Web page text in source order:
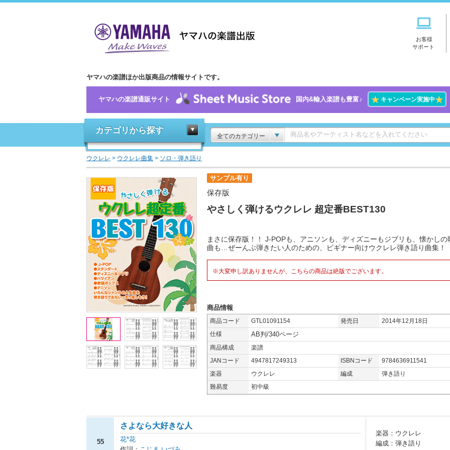
お客様
サポート
ヤマハの楽譜ほか出版商品の情報サイトです。
ヤマハの楽譜通販サイト 国内&輸入楽譜も豊富♪ ★キャンペーン実施中★
カテゴリから探す
全てのカテゴリー
ウクレレ > ウクレレ曲集 > ソロ・弾き語り
サンプル有り
保存版
やさしく弾けるウクレレ 超定番BEST130
まさに保存版！！ J-POPも、アニソンも、ディズニーもジブリも、懐かしの
曲も…ぜーんぶ弾きたい人のための、ビギナー向けウクレレ弾き語り曲集！
※大変申し訳ありませんが、こちらの商品は絶版でございます。
商品情報
商品コード GTL01091154 発売日
2014年12月18日
仕様
AB判/340ページ
商品構成
楽譜
JANコード
4947817249313 ISBNコード
9784636911541
楽器
ウクレレ 編成
弾き語り
難易度
初中級
55
さよなら大好きな人
花*花
楽器：ウクレレ
編成：弾き語り